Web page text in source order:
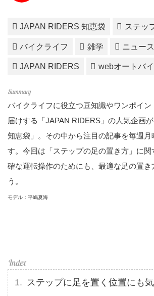
JAPAN RIDERS 知恵袋 ステッ
バイクライフ 雑学 ニュース
JAPAN RIDERS webオートバイ
バイクライフに役立つ豆知識やワンポイン
届けする
「JAPAN RIDERS」 の人気企画が
知恵袋」
。その中から注目の記事を毎週月
す。今回は「ステップの足の置き方」に関
確な運転操作のためにも、最適な足の置き
う。
モデル：平嶋夏海
ステップに足を置く位置にも